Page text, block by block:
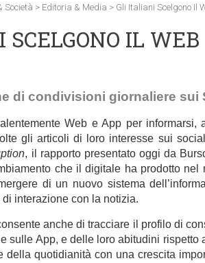
Società > Editoria & Media > Gli Italiani Scelgono Il
IL WEB
di condivisioni giornaliere sui
Web e App per informarsi,
gli articoli di loro interesse sui
, il rapporto presentato oggi da
che il digitale ha prodotto nel
di un nuovo sistema
interazione con la notizia.
anche di tracciare il profilo di
sulle App, e delle loro abitudini
della quotidianità con una crescita